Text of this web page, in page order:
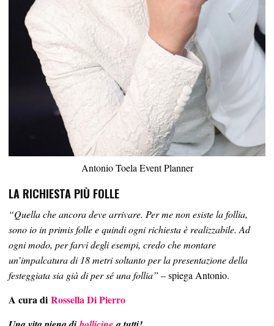
Antonio Toela Event Planner
LA RICHIESTA PIÙ FOLLE
“Quella che ancora deve arrivare. Per me non esiste la follia,
sono io in primis folle e quindi ogni richiesta è realizzabile. Ad
ogni modo, per farvi degli esempi, credo che montare
un’impalcatura di 18 metri soltanto per la presentazione della
festeggiata sia già di per sé una follia” – spiega Antonio.
A cura di Rossella Di Pierro